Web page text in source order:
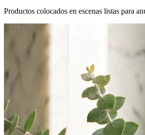
Productos colocados en escenas listas para